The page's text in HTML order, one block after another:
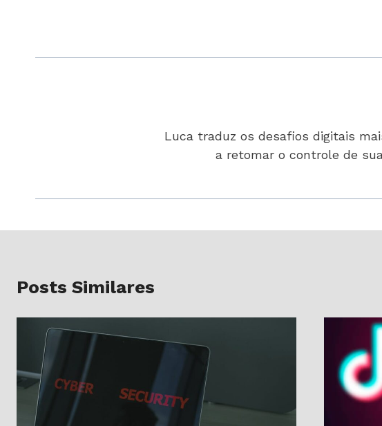
Luca traduz os desafios digitais
a retomar o controle de
Posts Similares